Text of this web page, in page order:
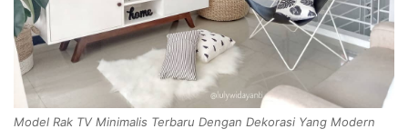
Model Rak TV Minimalis Terbaru Dengan Dekorasi Yang Modern